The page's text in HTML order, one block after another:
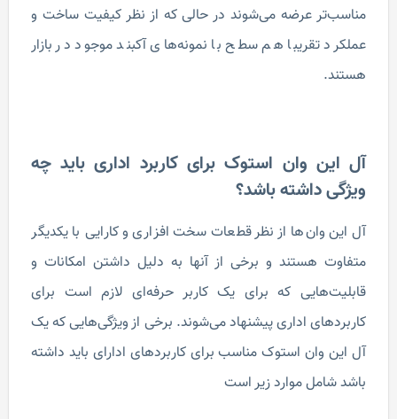
مناسب‌تر عرضه می‌شوند در حالی که از نظر کیفیت ساخت و
عملکرد تقریبا هم سطح با نمونه‌های آکبند موجود در بازار
هستند.
آل این وان استوک برای کاربرد اداری باید چه
ویژگی داشته باشد؟
آل این وان‌ها از نظر قطعات سخت افزاری و کارایی با یکدیگر
متفاوت هستند و برخی از آنها به دلیل داشتن امکانات و
قابلیت‌هایی که برای یک کاربر حرفه‌ای لازم است برای
کاربردهای اداری پیشنهاد می‌شوند. برخی از ویژگی‌هایی که یک
آل این وان استوک مناسب برای کاربردهای ادارای باید داشته
باشد شامل موارد زیر است